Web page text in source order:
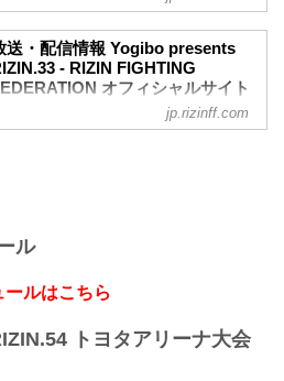
状は必要ありません。
会概要
称
定時間が前後することがありますので
場
京浜東北線・JR上野東京ライン（宇都
線・高崎線）「さいたま新都心」駅か
送・配信情報 Yogibo presents
- RIZIN FIGHTING
オフィシャルサイト
月31日（金）さいたまスーパーアリー
合リアルタイムで視聴しよう！
前番組
付 時間 放送・配信媒体 番組名・その
20（月） 20:30〜 RIZIN FF公式
jp.rizinff.com
ル
ルはこちら
トヨタアリーナ大会